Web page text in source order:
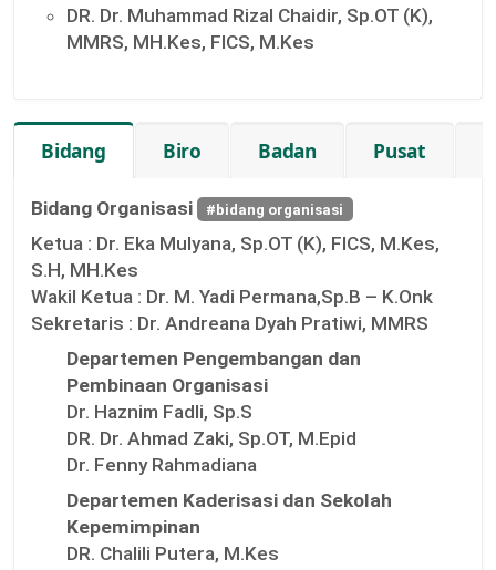
DR. Dr. Muhammad Rizal Chaidir, Sp.OT (K),
MMRS, MH.Kes, FICS, M.Kes
Bidang Biro Badan Pusat
Bidang Organisasi #bidang organisasi
Ketua : Dr. Eka Mulyana, Sp.OT (K), FICS, M.Kes,
S.H, MH.Kes
Wakil Ketua : Dr. M. Yadi Permana,Sp.B – K.Onk
Sekretaris : Dr. Andreana Dyah Pratiwi, MMRS
Departemen Pengembangan dan
Pembinaan Organisasi
Dr. Haznim Fadli, Sp.S
DR. Dr. Ahmad Zaki, Sp.OT, M.Epid
Dr. Fenny Rahmadiana
Departemen Kaderisasi dan Sekolah
Kepemimpinan
DR. Chalili Putera, M.Kes